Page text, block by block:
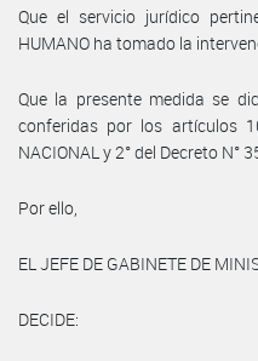
Que el servicio jurídico
HUMANO ha tomado la
Que la presente medida se
conferidas por los artículos
NACIONAL y 2° del Decreto N°
Por ello,
EL JEFE DE GABINETE DE
DECIDE: